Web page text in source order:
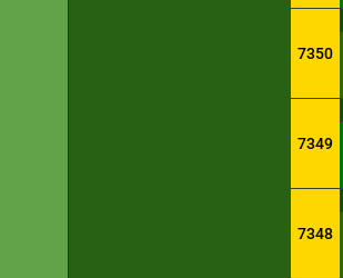
7350
7349
7348